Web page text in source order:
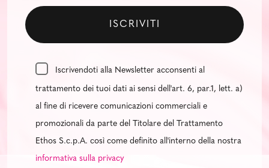
Iscrivendoti alla Newsletter acconsenti al
trattamento dei tuoi dati ai sensi dell'art. 6, par.1, lett. a)
al fine di ricevere comunicazioni commerciali e
promozionali da parte del Titolare del Trattamento
Ethos S.c.p.A. così come definito all'interno della nostra
informativa sulla privacy